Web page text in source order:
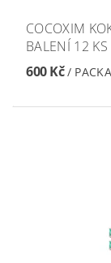
COCOXIM
BALENÍ 12 KS
600 Kč/